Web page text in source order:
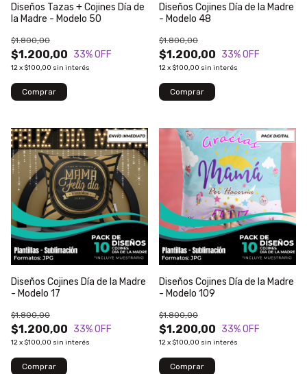
Diseños Tazas + Cojines Día de
la Madre - Modelo 50
$1.200,00
$1.800,00
33% OFF
12x $100,00 sin interés
Diseños Cojines Día de la Madre
- Modelo 48
$1.200,00
$1.800,00
33% OFF
12x $100,00 sin interés
Diseños Cojines Día de la Madre
- Modelo 17
$1.200,00
$1.800,00
33% OFF
12x $100,00 sin interés
Diseños Cojines Día de la Madre
- Modelo 109
$1.200,00
$1.800,00
33% OFF
12x $100,00 sin interés